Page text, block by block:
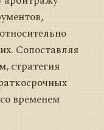
Сопоставляя
стратегия
временем